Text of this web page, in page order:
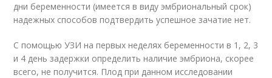
дни беременности (имеется в виду эмбриональный срок)
надежных способов подтвердить успешное зачатие нет.
С помощью УЗИ на первых неделях беременности в 1, 2, 3
и 4 день задержки определить наличие эмбриона, скорее
всего, не получится. Плод при данном исследовании